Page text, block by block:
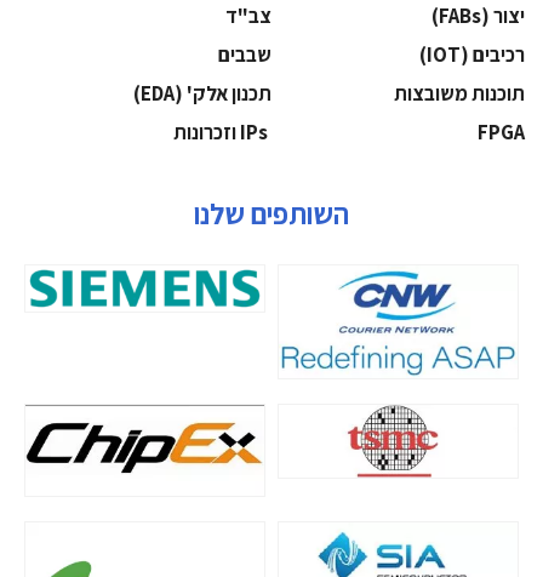
‫יצור (‪(FABs‬‬
‫צב"ד‬
‫רכיבים‬ (IOT)
‫שבבים‬
‫תוכנות משובצות‬
‫תכנון אלק' (‪(EDA‬‬
‫‪FPGA‬‬
השותפים שלנו